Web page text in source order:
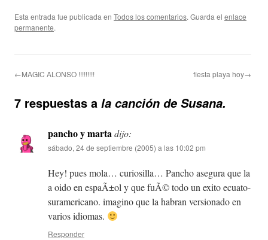
Esta entrada fue publicada en Todos los comentarios. Guarda el enlace
permanente.
←MAGIC ALONSO !!!!!!!!! fiesta playa hoy→
7 respuestas a la canción de Susana.
pancho y martadijo:
sábado, 24 de septiembre (2005) a las 10:02 pm
Hey! pues mola… curiosilla… Pancho asegura que la
a oido en espaÃ±ol y que fuÃ© todo un exito ecuato-
suramericano. imagino que la habran versionado en
varios idiomas.
Responder